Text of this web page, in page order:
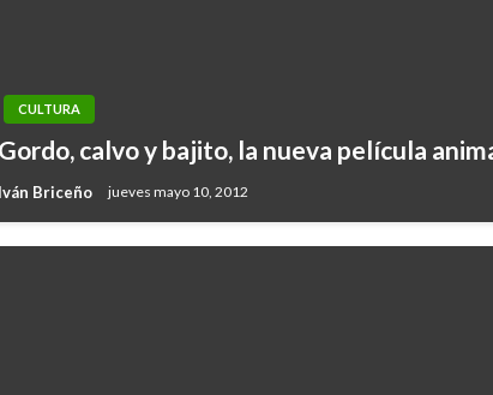
CULTURA
Gordo, calvo y bajito, la nueva película
Iván Briceño jueves mayo 10, 2012